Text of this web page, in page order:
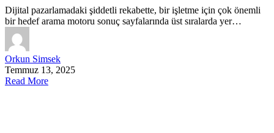
Dijital pazarlamadaki şiddetli rekabette, bir işletme için çok önemli
bir hedef arama motoru sonuç sayfalarında üst sıralarda yer…
Orkun Simsek
Temmuz 13, 2025
Read More